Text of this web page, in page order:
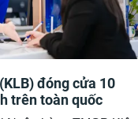
đóng cửa 10
trên toàn quốc